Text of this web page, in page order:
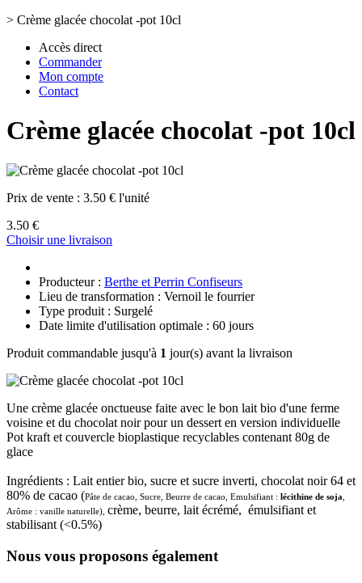
> Crème glacée chocolat -pot 10cl
Accès direct
Commander
Mon compte
Contact
Crème glacée chocolat -pot 10cl
Prix de vente : 3.50 € l'unité
3.50 €
Choisir une livraison
Producteur : Berthe et Perrin Confiseurs
Lieu de transformation : Vernoil le fourrier
Type produit : Surgelé
Date limite d'utilisation optimale : 60 jours
Produit commandable jusqu'à 1 jour(s) avant la livraison
Une crème glacée onctueuse faite avec le bon lait bio d'une ferme
voisine et du chocolat noir pour un dessert en version individuelle
Pot kraft et couvercle bioplastique recyclables contenant 80g de
glace
Ingrédients : Lait entier bio, sucre et sucre inverti, chocolat noir 64 et
80% de cacao (Pâte de cacao, Sucre, Beurre de cacao, Emulsifiant : lécithine de soja
Arôme : vanille naturelle), crème, beurre, lait écrémé, émulsifiant et
stabilisant (<0.5%)
Nous vous proposons également